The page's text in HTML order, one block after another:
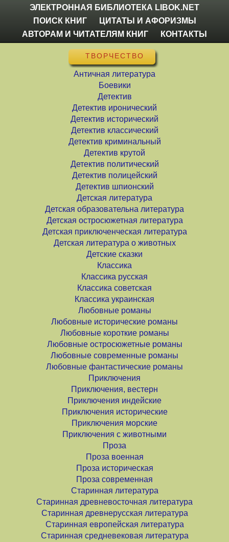
ЭЛЕКТРОННАЯ БИБЛИОТЕКА LIBOK.NET
ПОИСК КНИГ
ЦИТАТЫ И АФОРИЗМЫ
АВТОРАМ И ЧИТАТЕЛЯМ КНИГ
КОНТАКТЫ
ТВОРЧЕСТВО
Античная литература
Боевики
Детектив
Детектив иронический
Детектив исторический
Детектив классический
Детектив криминальный
Детектив крутой
Детектив политический
Детектив полицейский
Детектив шпионский
Детская литература
Детская образовательна литература
Детская остросюжетная литература
Детская приключенческая литература
Детская литература о животных
Детские сказки
Классика
Классика русская
Классика советская
Классика украинская
Любовные романы
Любовные исторические романы
Любовные короткие романы
Любовные остросюжетные романы
Любовные современные романы
Любовные фантастические романы
Приключения
Приключения, вестерн
Приключения индейские
Приключения исторические
Приключения морские
Приключения с животными
Проза
Проза военная
Проза историческая
Проза современная
Старинная литература
Старинная древневосточная литература
Старинная древнерусская литература
Старинная европейская литература
Старинная средневековая литература